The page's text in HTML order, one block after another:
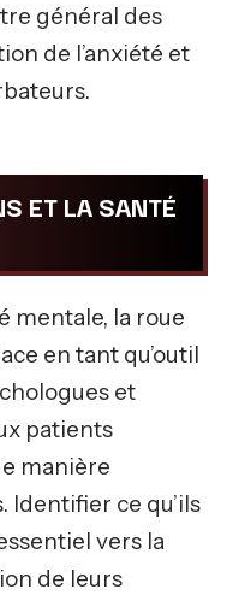
général des
de l’anxiété et
ET LA SANTÉ
mentale, la roue
en tant qu’outil
et
patients
manière
Identifier ce qu’ils
vers la
de leurs